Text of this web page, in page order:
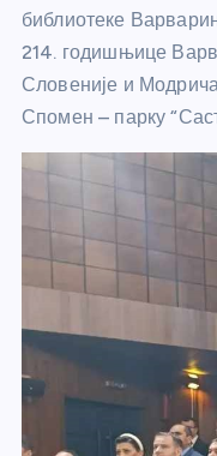
библиотеке
214. годишњице
Словеније и
Спомен – парку